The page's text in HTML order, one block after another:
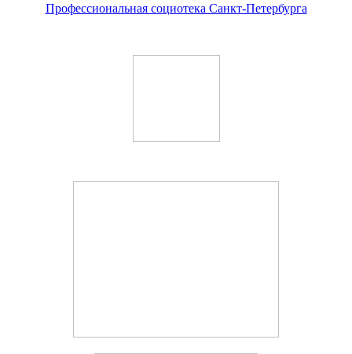
Профессиональная социотека Санкт-Петербурга